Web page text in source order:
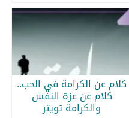
كلام عن الكرامة في الحب..
كلام عن عزة النفس
والكرامة تويتر